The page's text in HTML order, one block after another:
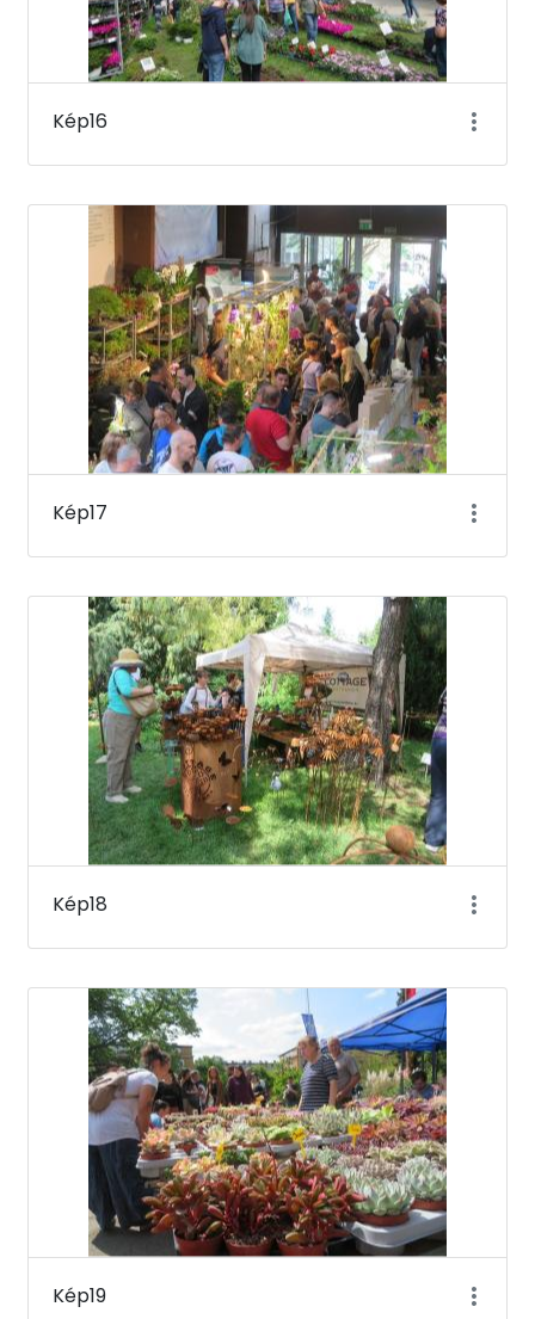
Kép16
Kép17
Kép18
Kép19